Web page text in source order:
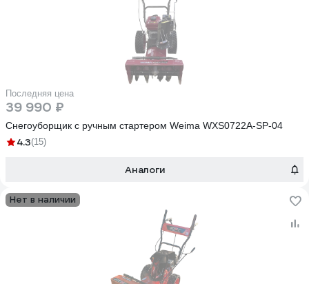
Последняя цена
39 990 ₽
Снегоуборщик с ручным стартером Weima WXS0722A-SP-04
4.3(15)
Аналоги
Нет в наличии